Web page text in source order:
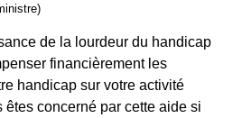
de la lourdeur du handicap
financièrement les
handicap sur votre activité
êtes concerné par cette aide si